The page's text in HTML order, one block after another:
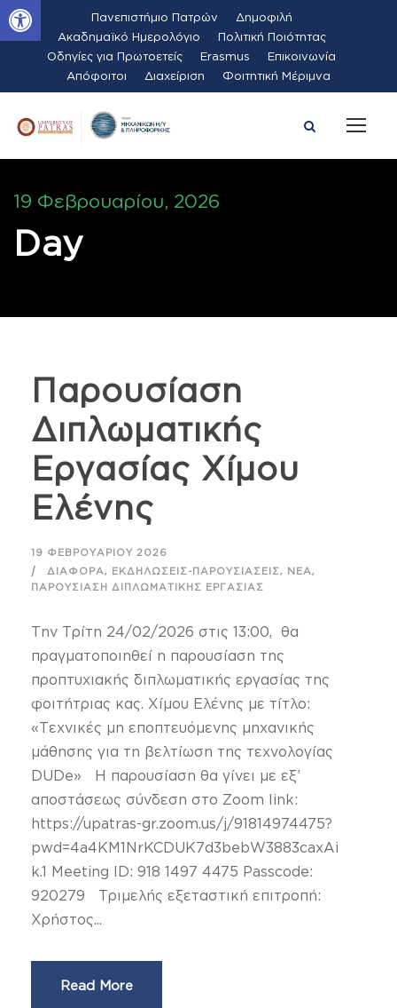
Ανοίξτε τη γραμμή εργαλείων Πανεπιστήμιο Πατρών
Δημοφιλή
Ακαδημαϊκό Ημερολόγιο
Πολιτική Ποιότητας
Οδηγίες για Πρωτοετείς
Erasmus
Επικοινωνία
Απόφοιτοι
Διαχείριση Φοιτητική Μέριμνα
19 Φεβρουαρίου, 2026
Day
Παρουσίαση
Διπλωματικής
Εργασίας Χίμου
Ελένης
19 ΦΕΒΡΟΥΑΡΊΟΥ 2026
ΔΙΆΦΟΡΑ, ΕΚΔΗΛΏΣΕΙΣ-ΠΑΡΟΥΣΙΆΣΕΙΣ, ΝΈΑ,
ΠΑΡΟΥΣΊΑΣΗ ΔΙΠΛΩΜΑΤΙΚΉΣ ΕΡΓΑΣΊΑΣ
Την Τρίτη 24/02/2026 στις 13:00, θα
πραγματοποιηθεί η παρουσίαση της
προπτυχιακής διπλωματικής εργασίας της
φοιτήτριας κας. Χίμου Ελένης με τίτλο:
«Τεχνικές μη εποπτευόμενης μηχανικής
μάθησης για τη βελτίωση της τεχνολογίας
DUDe» Η παρουσίαση θα γίνει με εξ’
αποστάσεως σύνδεση στο Zoom link:
https://upatras-gr.zoom.us/j/91814974475?
pwd=4a4KM1NrKCDUK7d3bebW3883caxAi
k.1 Meeting ID: 918 1497 4475 Passcode:
920279 Τριμελής εξεταστική επιτροπή:
Χρήστος...
Read More